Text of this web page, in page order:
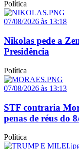
Política
07/08/2026 às 13:18
Nikolas pede a
Presidência
Política
07/08/2026 às 13:13
STF contraria
penas de réus do
Política